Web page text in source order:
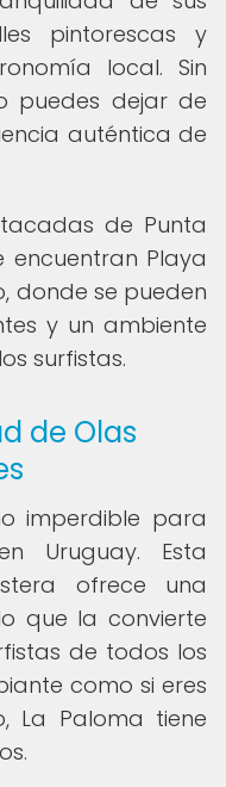
pintorescas y
local. Sin
puedes dejar de
auténtica de
de Punta
Playa
donde se pueden
y un ambiente
surfistas.
de Olas
imperdible para
Uruguay. Esta
ofrece una
que la convierte
de todos los
como si eres
La Paloma tiene